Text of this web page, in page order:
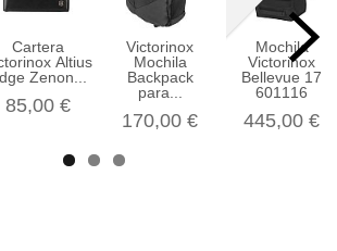
Cartera
Altius
Zenon...
85,00 €
Victorinox
Mochila
Backpack
para...
170,00 €
Mochila
Victorinox
Bellevue 17
601116
445,00 €